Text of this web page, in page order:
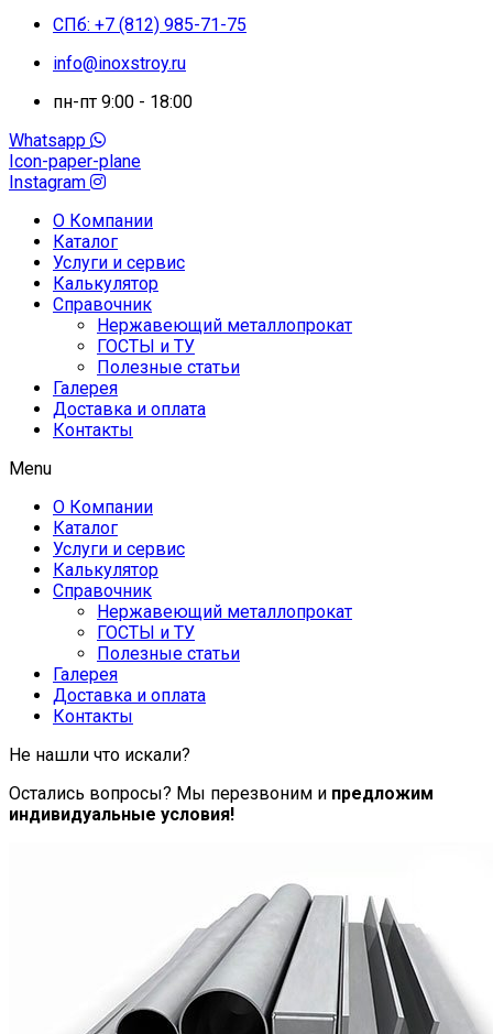
СПб: +7 (812) 985-71-75
info@inoxstroy.ru
пн-пт 9:00 - 18:00
Whatsapp
Icon-paper-plane
Instagram
О Компании
Каталог
Услуги и сервис
Калькулятор
Справочник
Нержавеющий металлопрокат
ГОСТЫ и ТУ
Полезные статьи
Галерея
Доставка и оплата
Контакты
Menu
О Компании
Каталог
Услуги и сервис
Калькулятор
Справочник
Нержавеющий металлопрокат
ГОСТЫ и ТУ
Полезные статьи
Галерея
Доставка и оплата
Контакты
Не нашли что искали?
Остались вопросы? Мы перезвоним и предложим
индивидуальные условия!